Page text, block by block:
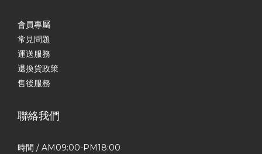
會員專屬
常見問題
運送服務
退換貨政策
售後服務
聯絡我們
時間 / AM09:00-PM18:00